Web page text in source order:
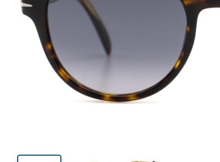
132 mm
Brillenbreite
43 mm
Glashöhe Glasbreite
Glasbreite